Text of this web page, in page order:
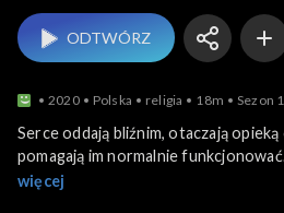
ODTWÓRZ
2020 Polska religia 18m Sezon
Serce oddają bliźnim, otaczają
pomagają im normalnie
wolontariusze Spółdzielni Socjalnej
więcej